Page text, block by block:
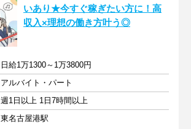
いあり★今すぐ稼ぎたい方に！高
収入×理想の働き方叶う◎
日給1万1300～1万3800円
アルバイト・パート
週1日以上 1日7時間以上
東名古屋港駅